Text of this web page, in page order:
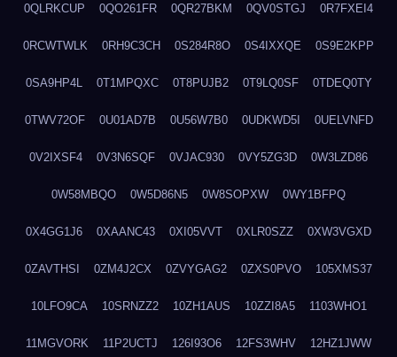
0QLRKCUP 0QO261FR 0QR27BKM 0QV0STGJ 0R7FXEI4
0RCWTWLK 0RH9C3CH 0S284R8O 0S4IXXQE 0S9E2KPP
0SA9HP4L 0T1MPQXC 0T8PUJB2 0T9LQ0SF 0TDEQ0TY
0TWV72OF 0U01AD7B 0U56W7B0 0UDKWD5I 0UELVNFD
0V2IXSF4 0V3N6SQF 0VJAC930 0VY5ZG3D 0W3LZD86
0W58MBQO 0W5D86N5 0W8SOPXW 0WY1BFPQ
0X4GG1J6 0XAANC43 0XI05VVT 0XLR0SZZ 0XW3VGXD
0ZAVTHSI 0ZM4J2CX 0ZVYGAG2 0ZXS0PVO 105XMS37
10LFO9CA 10SRNZZ2 10ZH1AUS 10ZZI8A5 1103WHO1
11MGVORK 11P2UCTJ 126I93O6 12FS3WHV 12HZ1JWW